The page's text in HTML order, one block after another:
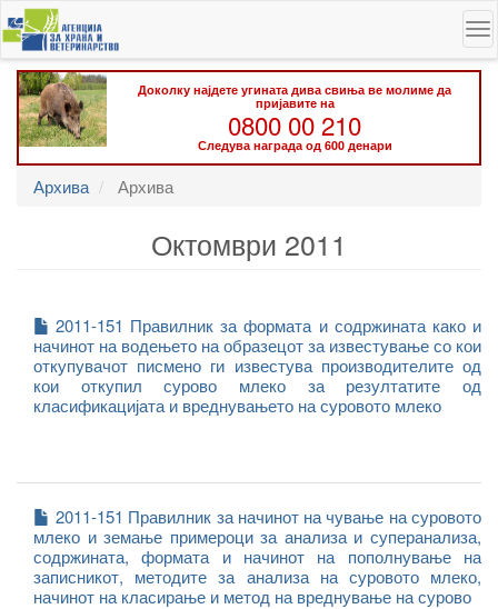
Skip
to
main
content
Доколку најдете угината дива свиња ве молиме да
пријавите на
0800 00 210
Следува награда од 600 денари
Архива Архива
Октомври 2011
2011-151 Правилник за формата и содржината како и
начинот на водењето на образецот за известување со кои
откупувачот писмено ги известува производителите од
кои откупил сурово млеко за резултатите од
класификацијата и вреднувањето на суровото млеко
2011-151 Правилник за начинот на чување на суровото
млеко и земање примероци за анализа и суперанализа,
содржината, формата и начинот на пополнување на
записникот, методите за анализа на суровото млеко,
начинот на класирање и метод на вреднување на сурово